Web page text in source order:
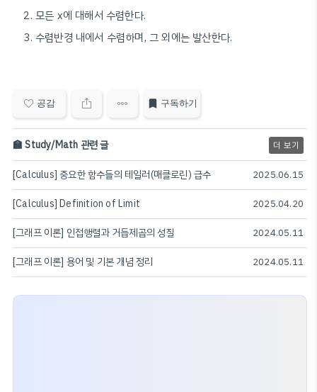
모든 x에 대해서 수렴한다.
수렴반경 내에서 수렴하며, 그 외에는 발산한다.
공감 구독하기
🏫 Study/Math 관련 글 더 보기
[Calculus] 중요한 함수들의 테일러(매클로린) 급수 2025.06.15
[Calculus] Definition of Limit 2025.04.20
[그래프 이론] 인접행렬과 거듭제곱의 성질 2024.05.11
[그래프 이론] 용어 및 기본 개념 정리 2024.05.11